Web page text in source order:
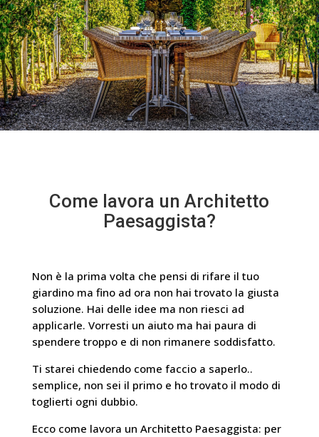
Come lavora un Architetto
Paesaggista?
Non è la prima volta che pensi di rifare il tuo
giardino ma fino ad ora non hai trovato la giusta
soluzione. Hai delle idee ma non riesci ad
applicarle. Vorresti un aiuto ma hai paura di
spendere troppo e di non rimanere soddisfatto.
Ti starei chiedendo come faccio a saperlo..
semplice, non sei il primo e ho trovato il modo di
toglierti ogni dubbio.
Ecco come lavora un Architetto Paesaggista: per